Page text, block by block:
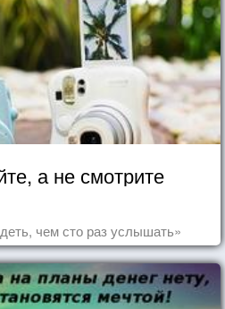
а не смотрите
чем сто раз услышать»